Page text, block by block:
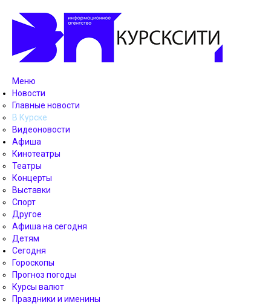
Меню
Новости
Главные новости
В Курске
Видеоновости
Афиша
Кинотеатры
Театры
Концерты
Выставки
Спорт
Другое
Афиша на сегодня
Детям
Сегодня
Гороскопы
Прогноз погоды
Курсы валют
Праздники и именины